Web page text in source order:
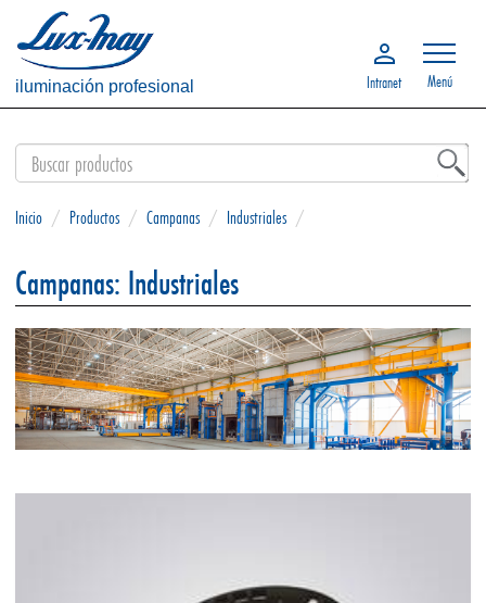
iluminación profesional Intranet Menú
Inicio / Productos / Campanas / Industriales /
Campanas: Industriales